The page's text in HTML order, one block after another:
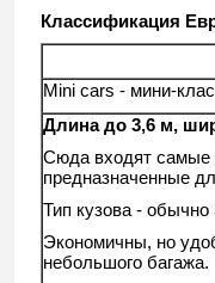
Классификация
Mini cars - мини-
Длина до 3,6 м,
Сюда входят самые
предназначенные
Тип кузова -
Экономичны, но
небольшого багажа.